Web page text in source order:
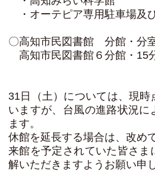
・オーテピア専用駐車場及
〇高知市民図書館 分館・分
高知市民図書館６分館・15
31日（土）については、現
いますが、台風の進路状況
ます。
休館を延長する場合は、改め
来館を予定されていた皆さ
解いただきますようお願い申